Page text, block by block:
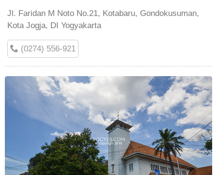
Jl. Faridan M Noto No.21, Kotabaru, Gondokusuman,
Kota Jogja, DI Yogyakarta
(0274) 556-921